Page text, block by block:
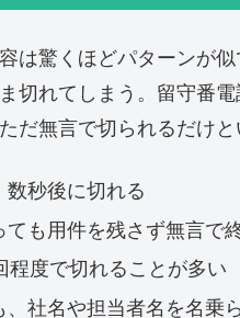
は驚くほどパターンが
切れてしまう。留守番
だ無言で切られるだけと
数秒後に切れる
も用件を残さず無言で
程度で切れることが多い
社名や担当者名を名乗